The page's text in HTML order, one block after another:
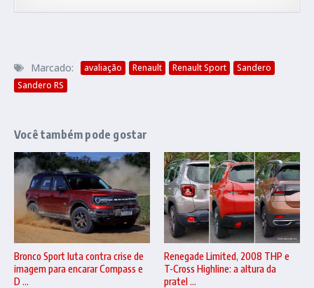
Marcado: avaliação Renault Renault Sport
Sandero
Sandero RS
Você também pode gostar
Bronco Sport luta contra crise de
imagem para encarar Compass e
D ...
Renegade Limited, 2008 THP e
T-Cross Highline: a altura da
pratel ...